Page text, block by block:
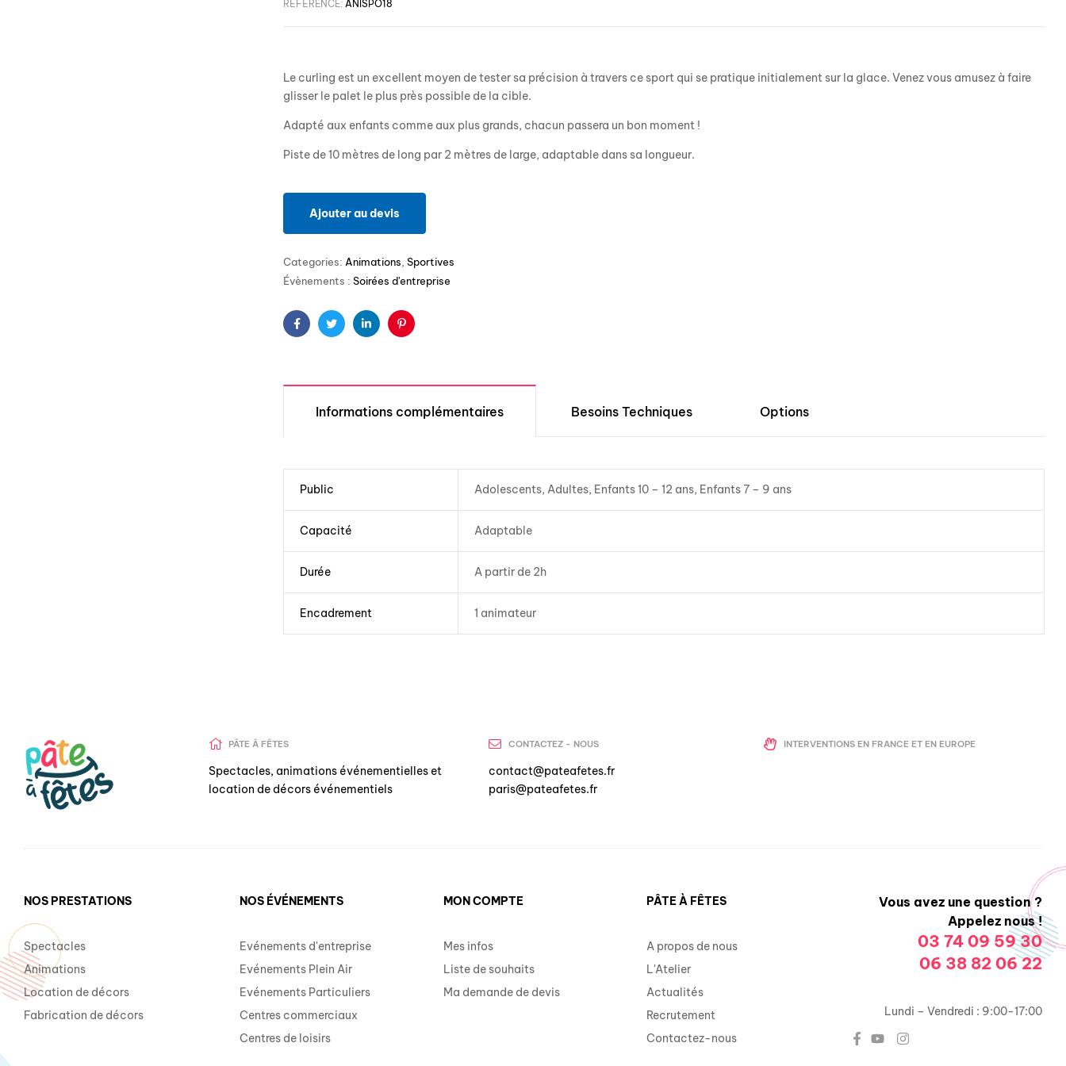
RÉFÉRENCE: ANISPO18
Le curling est un excellent moyen de tester sa précision à travers ce sport qui se pratique initialement sur la glace. Venez vous amusez à faire
glisser le palet le plus près possible de la cible.
Adapté aux enfants comme aux plus grands, chacun passera un bon moment !
Piste de 10 mètres de long par 2 mètres de large, adaptable dans sa longueur.
Ajouter au devis
Categories: Animations Sportives
Évènements : Soirées d'entreprise
FacebookTwitterLinkedinPinterest
Informations complémentaires Besoins Techniques Options
Public Adolescents, Adultes, Enfants 10 – 12 ans, Enfants 7 – 9 ans
Capacité Adaptable
Durée A partir de 2h
Encadrement 1 animateur
PÂTE Â FÊTES
Spectacles, animations événementielles et
location de décors événementiels
CONTACTEZ - NOUS
contact@pateafetes.fr
paris@pateafetes.fr
INTERVENTIONS EN FRANCE ET EN EUROPE
NOS PRESTATIONS
Spectacles
Animations
Location de décors
Fabrication de décors
NOS ÉVÉNEMENTS
Evénements d'entreprise
Evénements Plein Air
Evénements Particuliers
Centres commerciaux
Centres de loisirs
MON COMPTE
Mes infos
Liste de souhaits
Ma demande de devis
PÂTE À FÊTES
A propos de nous
L'Atelier
Actualités
Recrutement
Contactez-nous
Vous avez une question ?
Appelez nous !
03 74 09 59 30
06 38 82 06 22
Lundi – Vendredi : 9:00-17:00